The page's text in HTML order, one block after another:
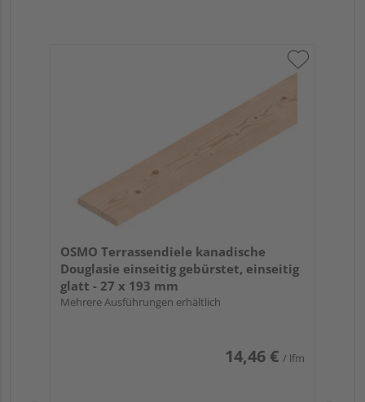
OSMO Terrassendiele kanadische
Douglasie einseitig gebürstet, einseitig
glatt - 27 x 193 mm
Mehrere Ausführungen erhältlich
14,46 € / lfm